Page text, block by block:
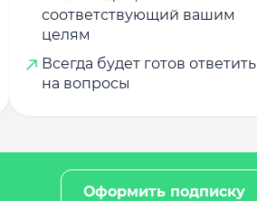
соответствующий вашим
целям
Всегда будет готов ответить
на вопросы
Оформить подписку